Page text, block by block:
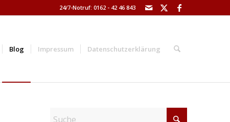
24/7-Notruf: 0162 - 42 46 843
Blog Impressum Datenschutzerklärung